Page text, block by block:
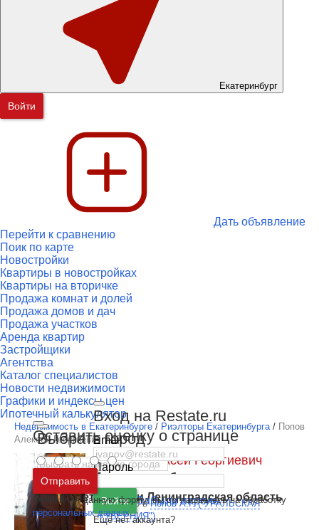
Екатеринбург
Войти
Дать объявление
Перейти к сравнению
Поик по карте
Новостройки
Квартиры в новостройках
Квартиры на вторичке
Продажа комнат и долей
Продажа домов и дач
Продажа участков
Аренда квартир
Застройщики
Агентства
Каталог специалистов
Новости недвижимости
Графики и индексы цен
Ипотечный калькулятор
Выбрать город
Москва и
Московская область
Санкт-Петербург иЛенинградская область
Вход на Restate.ru
Email
Пароль
Войти Забыли пароль
Ещё нет аккаунта?
Недвижимость в Екатеринбурге / Риэлторы Екатеринбурга / Попов
Алексей Георгиевич
Попов Алексей Георгиевич
Этот специалист - я
Директор вПопов А.Г. ("УРАЛЬСКАЯ
ГУБЕРНИЯ")
Оставить оценку о странице
Отправить
Отправляя данную форму, вы соглашаетесь на обработку
персональных данных